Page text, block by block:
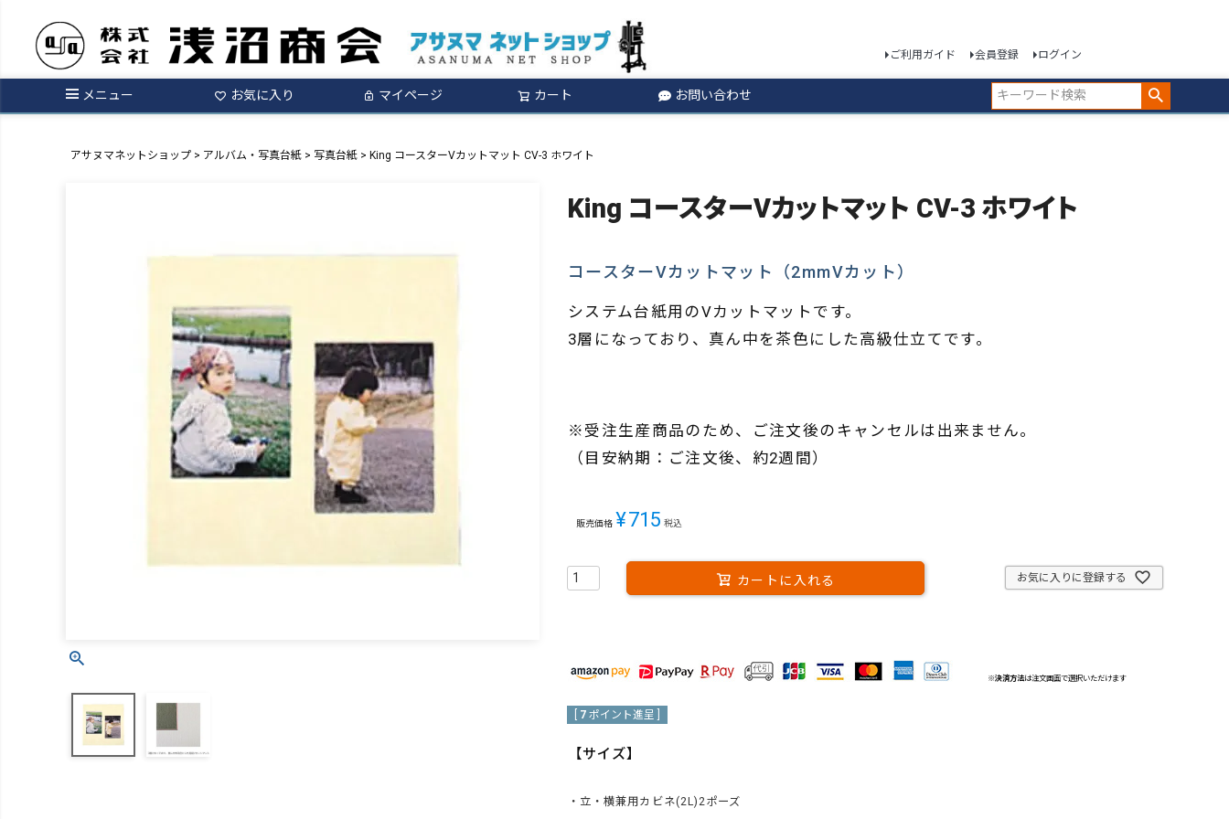
ご利用ガイド 会員登録 ログイン
メニュー お気に入り マイページ カート お問い合わせ
検索
アサヌマネットショップ アルバム・写真台紙 写真台紙 King コースターVカットマット CV-3 ホワイト
King コースターVカットマット CV-3 ホワイト
コースターVカットマット（2mmVカット）
システム台紙用のVカットマットです。
3層になっており、真ん中を茶色にした高級仕立てです。
※受注生産商品のため、ご注文後のキャンセルは出来ません。
（目安納期：ご注文後、約2週間）
販売価格 ¥715 税込
お気に入りに登録する
カートに入れる
※決済方法は注文画面で選択いただけます
7 ポイント進呈 ]
【サイズ】
・立・横兼用カビネ(2L)2ポーズ